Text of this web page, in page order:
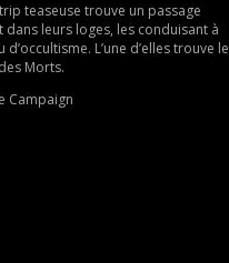
teaseuse trouve un passage
dans leurs loges, les conduisant à
d’occultisme. L’une d’elles trouve le
Morts.